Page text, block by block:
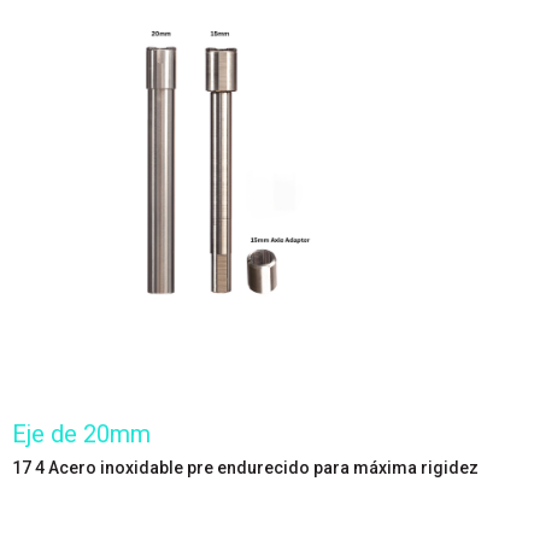
Eje de 20mm
17 4 Acero inoxidable pre endurecido para máxima rigidez